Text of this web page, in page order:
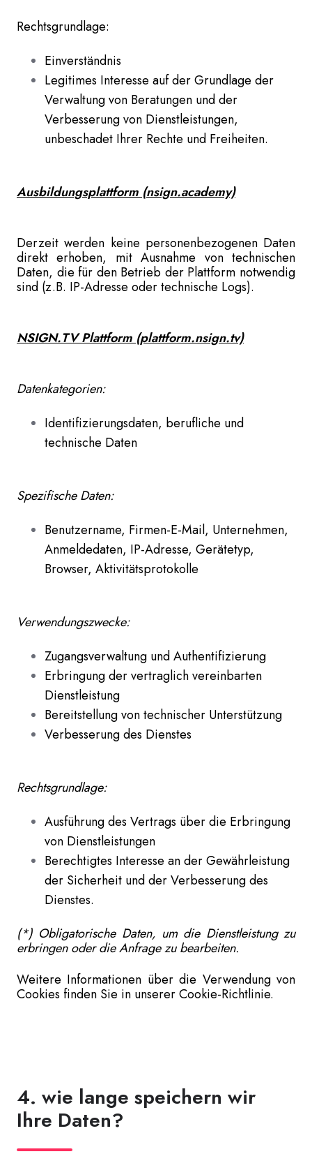
Rechtsgrundlage:
Einverständnis
Legitimes Interesse auf der Grundlage der
Verwaltung von Beratungen und der
Verbesserung von Dienstleistungen,
unbeschadet Ihrer Rechte und Freiheiten.
Ausbildungsplattform (nsign.academy)
Derzeit werden keine personenbezogenen Daten
direkt erhoben, mit Ausnahme von technischen
Daten, die für den Betrieb der Plattform notwendig
sind (z.B. IP-Adresse oder technische Logs).
NSIGN.TV Plattform (plattform.nsign.tv)
Datenkategorien:
Identifizierungsdaten, berufliche und
technische Daten
Spezifische Daten:
Benutzername, Firmen-E-Mail, Unternehmen,
Anmeldedaten, IP-Adresse, Gerätetyp,
Browser, Aktivitätsprotokolle
Verwendungszwecke:
Zugangsverwaltung und Authentifizierung
Erbringung der vertraglich vereinbarten
Dienstleistung
Bereitstellung von technischer Unterstützung
Verbesserung des Dienstes
Rechtsgrundlage:
Ausführung des Vertrags über die Erbringung
von Dienstleistungen
Berechtigtes Interesse an der Gewährleistung
der Sicherheit und der Verbesserung des
Dienstes.
(*) Obligatorische Daten, um die Dienstleistung zu
erbringen oder die Anfrage zu bearbeiten.
Weitere Informationen über die Verwendung von
Cookies finden Sie in unserer Cookie-Richtlinie.
4. wie lange speichern wir
Ihre Daten?